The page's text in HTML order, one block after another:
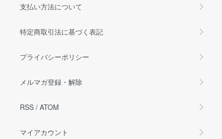
支払い方法について
特定商取引法に基づく表記
プライバシーポリシー
メルマガ登録・解除
RSS / ATOM
マイアカウント